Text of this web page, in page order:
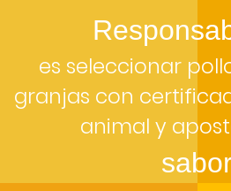
es seleccionar
granjas con
animal y